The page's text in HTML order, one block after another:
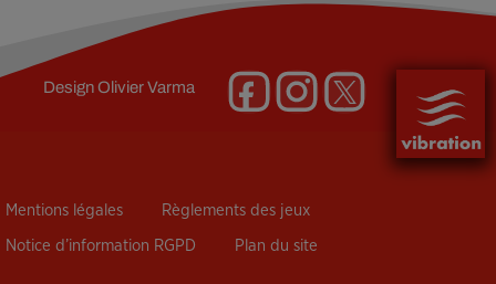
DesignOlivier Varma
Mentions légales Règlements des jeux
Notice d’information RGPD Plan du site